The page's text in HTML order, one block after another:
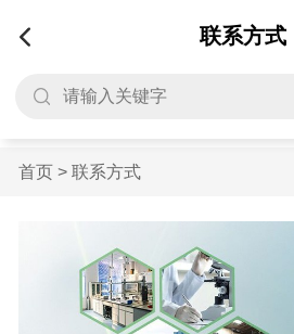
联系方式
首页> 联系方式